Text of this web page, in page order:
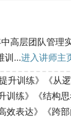
高层团队管理
训...进入讲师主
升训练》《
训练》《结构
表达》《跨部